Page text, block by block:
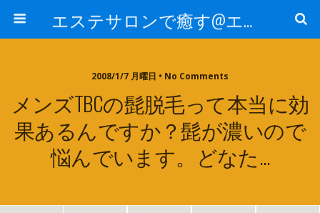
エステサロンで癒す@エステ～全国エステ情報
2008/1/7 月曜日 • No Comments
メンズTBCの髭脱毛って本当に効
果あるんですか？髭が濃いので
悩んでいます。どなた…